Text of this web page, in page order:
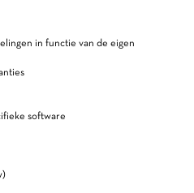
in functie van de eigen
software